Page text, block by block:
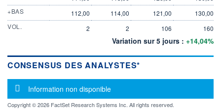
+BAS
112,00 114,00 121,00
130,00
VOL.
2 2 106 160
Variation sur 5 jours : +14,04%
CONSENSUS DES ANALYSTES*
Message d'information
Information non disponible
Copyright © 2026 FactSet Research Systems Inc. All rights reserved.